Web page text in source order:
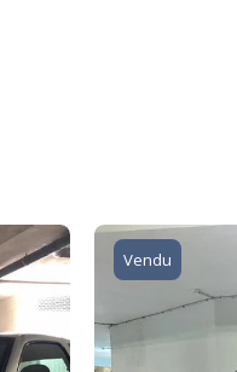
Vendu